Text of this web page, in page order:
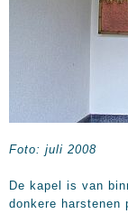
Foto: juli 2008
De kapel is van
donkere harstenen